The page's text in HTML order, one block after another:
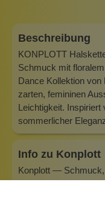
Beschreibung
KONPLOTT
Schmuck mit
Dance Kollektion
zarten, femininen
Leichtigkeit. Inspiriert
sommerlicher
Info zu Konplott
Konplott — Schmuck,
Designerin Miranda